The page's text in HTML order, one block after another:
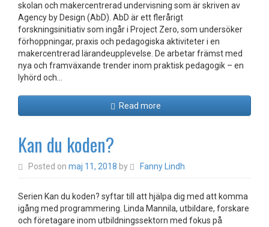
skolan och makercentrerad undervisning som är skriven av
Agency by Design (AbD). AbD är ett flerårigt
forskningsinitiativ som ingår i Project Zero, som undersöker
förhoppningar, praxis och pedagogiska aktiviteter i en
makercentrerad lärandeupplevelse. De arbetar främst med
nya och framväxande trender inom praktisk pedagogik – en
lyhörd och…
Read more
Kan du koden?
Posted on maj 11, 2018 by Fanny Lindh
Serien Kan du koden? syftar till att hjälpa dig med att komma
igång med programmering. Linda Mannila, utbildare, forskare
och företagare inom utbildningssektorn med fokus på